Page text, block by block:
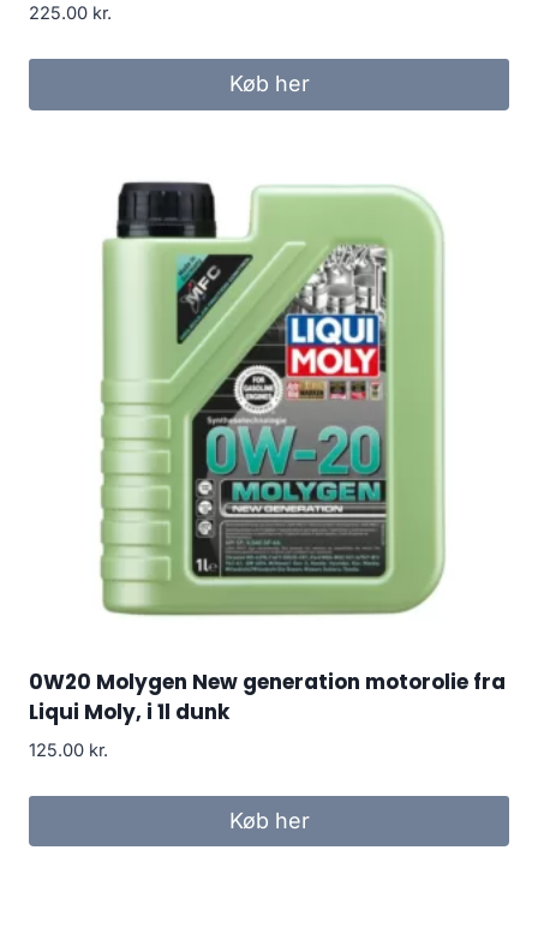
225.00 kr.
Køb her
0W20 Molygen New generation motorolie fra
Liqui Moly, i 1l dunk
125.00 kr.
Køb her